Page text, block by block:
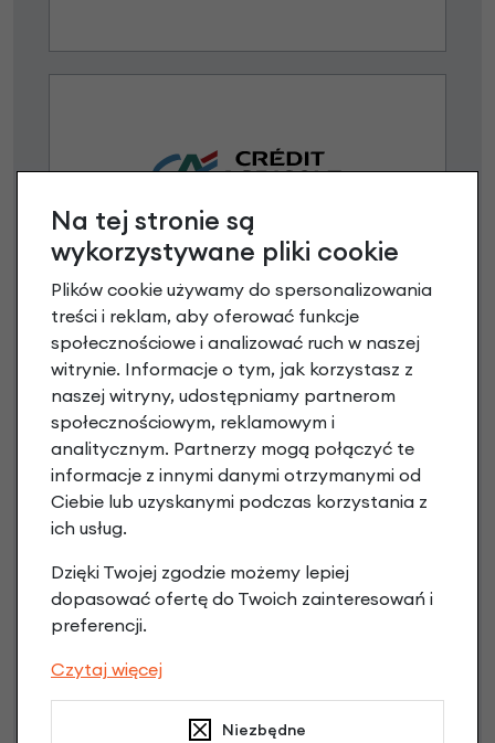
Raty 0%
3 miesiące nie płacisz
Raty do 60 miesięcy
Poznaj szczegóły
Raty 0%
Na tej stronie są
wykorzystywane pliki cookie
Plików cookie używamy do spersonalizowania
treści i reklam, aby oferować funkcje
społecznościowe i analizować ruch w naszej
witrynie. Informacje o tym, jak korzystasz z
naszej witryny, udostępniamy partnerom
społecznościowym, reklamowym i
analitycznym. Partnerzy mogą połączyć te
informacje z innymi danymi otrzymanymi od
Ciebie lub uzyskanymi podczas korzystania z
ich usług.
Dzięki Twojej zgodzie możemy lepiej
dopasować ofertę do Twoich zainteresowań i
preferencji.
Czytaj więcej
Niezbędne